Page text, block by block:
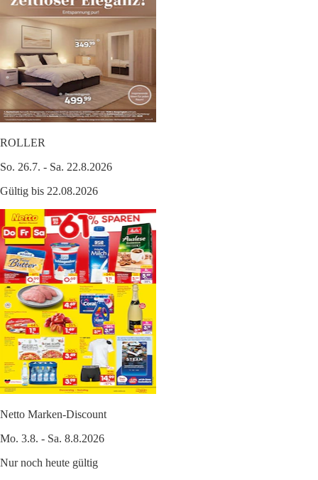
ROLLER
So. 26.7. - Sa. 22.8.2026
Gültig bis 22.08.2026
Netto Marken-Discount
Mo. 3.8. - Sa. 8.8.2026
Nur noch heute gültig